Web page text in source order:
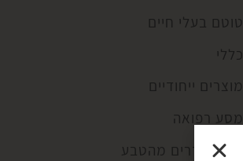
טוטם בעלי חיים
כללי
מוצרים ייחודיים
מסע רפואה
מפת תדרים מהטבע